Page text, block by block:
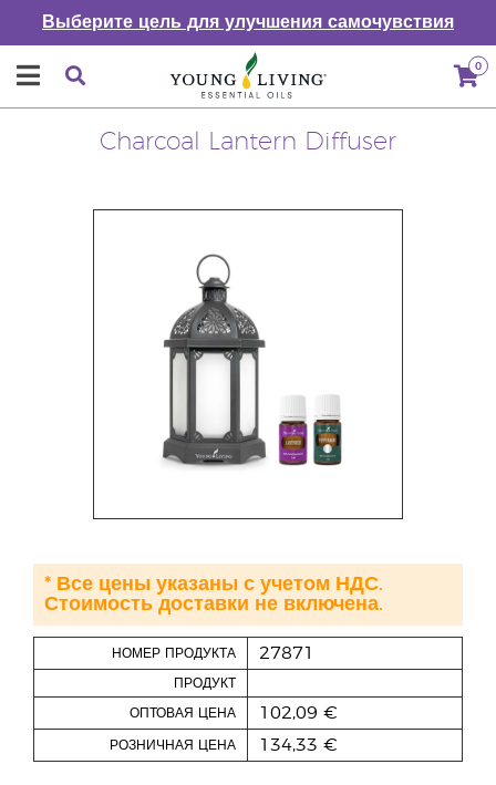
Выберите цель для улучшения самочувствия
0
Charcoal Lantern Diffuser
НОМЕР ПРОДУКТА 27871
ПРОДУКТ
ОПТОВАЯ ЦЕНА 102,09 €
РОЗНИЧНАЯ ЦЕНА 134,33 €
* Все цены указаны с учетом НДС.
Стоимость доставки не включена.